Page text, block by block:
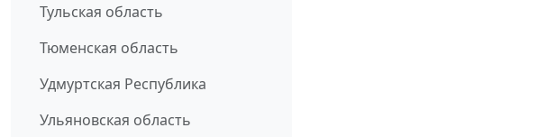
Тульская область
Тюменская область
Удмуртская Республика
Ульяновская область